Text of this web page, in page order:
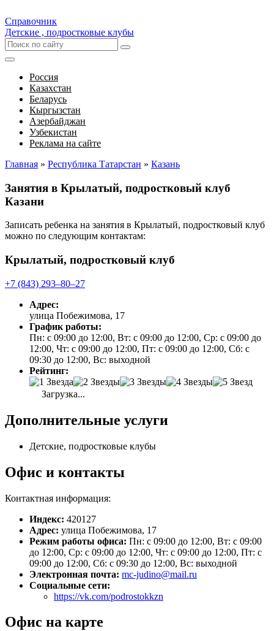
Справочник
Детские , подростковые клубы
Россия
Казахстан
Беларусь
Кыргызстан
Азербайджан
Узбекистан
Реклама на сайте
Главная » Республика Татарстан » Казань
Занятия в Крылатый, подростковый клуб
Казани
Записать ребенка на занятия в Крылатый, подростковый клуб
можно по следующим контактам:
Крылатый, подростковый клуб
+7 (843) 293‒80‒27
Адрес:
улица Побежимова, 17
График работы:
Пн: с 09:00 до 12:00, Вт: с 09:00 до 12:00, Ср: с 09:00 до
12:00, Чт: с 09:00 до 12:00, Пт: с 09:00 до 12:00, Сб: с
09:30 до 12:00, Вс: выходной
Рейтинг:
Загрузка...
Дополнительные услуги
Детские, подростковые клубы
Офис и контакты
Контактная информация:
Индекс: 420127
Адрес: улица Побежимова, 17
Режим работы офиса: Пн: с 09:00 до 12:00, Вт: с 09:00
до 12:00, Ср: с 09:00 до 12:00, Чт: с 09:00 до 12:00, Пт: с
09:00 до 12:00, Сб: с 09:30 до 12:00, Вс: выходной
Электронная почта: mc-judino@mail.ru
Социальные сети:
https://vk.com/podrostokkzn
Офис на карте